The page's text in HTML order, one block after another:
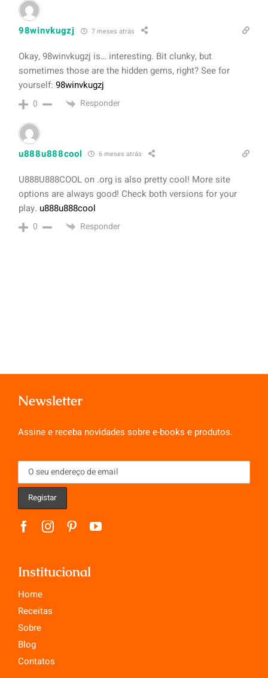
98winvkugzj 7 meses atrás
Okay, 98winvkugzj is… interesting. Bit clunky, but
sometimes those are the hidden gems, right? See for
yourself: 98winvkugzj
0 Responder
u888u888cool 6 meses atrás
U888U888COOL on .org is also pretty cool! More site
options are always good! Check both versions for your
play. u888u888cool
0 Responder
Newsletter
Assine e receba novidades sobre e-books e produtos.
Institucional
Home
Receitas
Sobre
Blog
Contatos